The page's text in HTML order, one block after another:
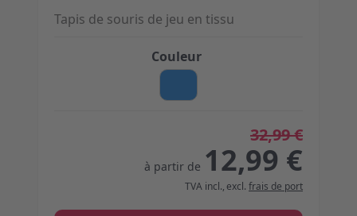
Couleur
Tapis de souris de jeu en tissu
32,99 €
à partir de 12,99 €
TVA incl., excl. frais de port